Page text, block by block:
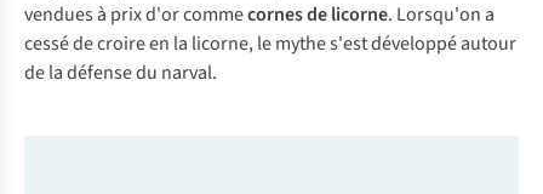
vendues à prix d'or commecornes de licorne. Lorsqu'on a
cessé de croire en la licorne, le mythe s'est développé autour
de la défense du narval.